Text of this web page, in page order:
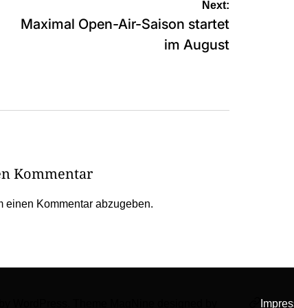
Next:
Maximal Open-Air-Saison startet
im August
Kommentar
einen Kommentar abzugeben.